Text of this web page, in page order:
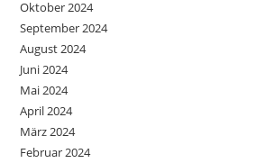
Oktober 2024
September 2024
August 2024
Juni 2024
Mai 2024
April 2024
März 2024
Februar 2024